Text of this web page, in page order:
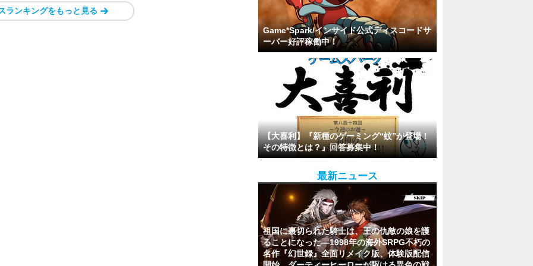
ランキングをもっと見る
Game*Spark/インサイド公式ディスコードサ
ーバー好評稼働中！
【大喜利】『新種のゲーミング“蚊”が登場！
その特徴とは？』回答募集中！
最新ニュース
祖国に裏切られた騎士は、王の仇敵の娘を護
ることになった―1998年の海外SRPG不朽の
名作『幻世録』全面リメイク版、体験版配信